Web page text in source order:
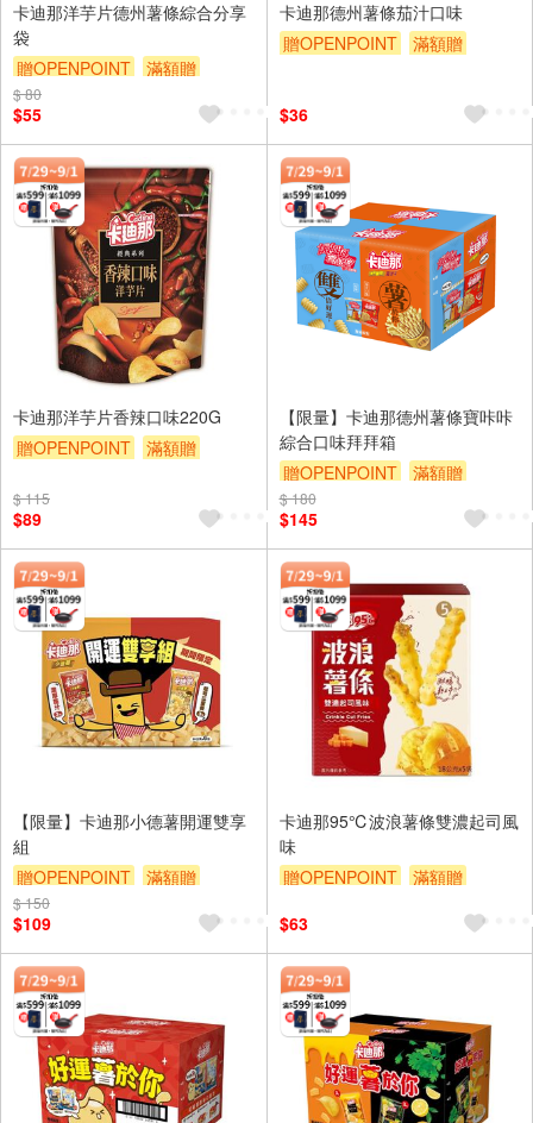
卡迪那洋芋片德州薯條綜合分享
袋
贈OPENPOINT
滿額贈
滿額9折
$ 80
$55
卡迪那德州薯條茄汁口味
贈OPENPOINT
滿額贈
$36
卡迪那洋芋片香辣口味220G
贈OPENPOINT
滿額贈
$ 115
$89
【限量】卡迪那德州薯條寶咔咔
綜合口味拜拜箱
贈OPENPOINT
滿額贈
滿額9折
$ 180
$145
【限量】卡迪那小德薯開運雙享
組
贈OPENPOINT
滿額贈
滿額9折
$ 150
$109
卡迪那95℃波浪薯條雙濃起司風
味
贈OPENPOINT
滿額贈
$63